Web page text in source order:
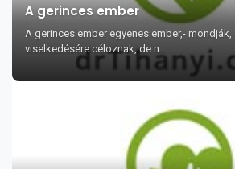
A gerinces ember
A gerinces ember egyenes ember,- mondják,
viselkedésére céloznak, de n...